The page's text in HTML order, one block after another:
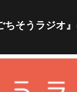
ちそうラジオ